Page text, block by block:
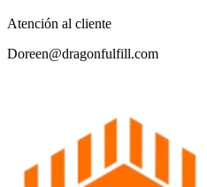
Atención al cliente
Doreen@dragonfulfill.com